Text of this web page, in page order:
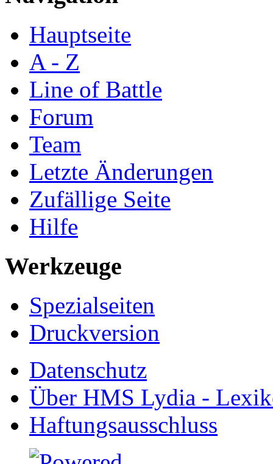
Hauptseite
A - Z
Line of Battle
Forum
Team
Letzte Änderungen
Zufällige Seite
Hilfe
Werkzeuge
Spezialseiten
Druckversion
Datenschutz
Über HMS Lydia -
Haftungsausschluss